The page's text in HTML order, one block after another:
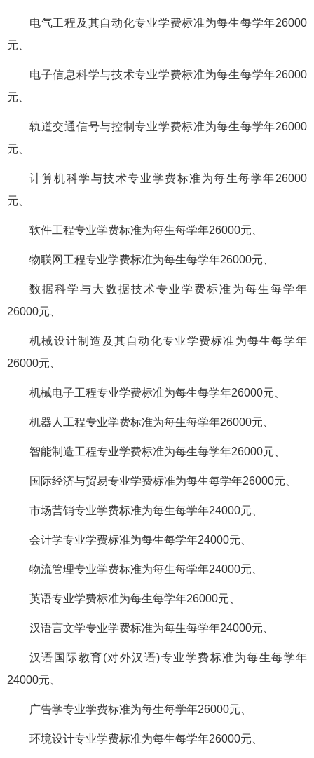
电气工程及其自动化专业学费标准为每生每学年26000
元、
电子信息科学与技术专业学费标准为每生每学年26000
元、
轨道交通信号与控制专业学费标准为每生每学年26000
元、
计算机科学与技术专业学费标准为每生每学年26000
元、
软件工程专业学费标准为每生每学年26000元、
物联网工程专业学费标准为每生每学年26000元、
数据科学与大数据技术专业学费标准为每生每学年
26000元、
机械设计制造及其自动化专业学费标准为每生每学年
26000元、
机械电子工程专业学费标准为每生每学年26000元、
机器人工程专业学费标准为每生每学年26000元、
智能制造工程专业学费标准为每生每学年26000元、
国际经济与贸易专业学费标准为每生每学年26000元、
市场营销专业学费标准为每生每学年24000元、
会计学专业学费标准为每生每学年24000元、
物流管理专业学费标准为每生每学年24000元、
英语专业学费标准为每生每学年26000元、
汉语言文学专业学费标准为每生每学年24000元、
汉语国际教育(对外汉语)专业学费标准为每生每学年
24000元、
广告学专业学费标准为每生每学年26000元、
环境设计专业学费标准为每生每学年26000元、